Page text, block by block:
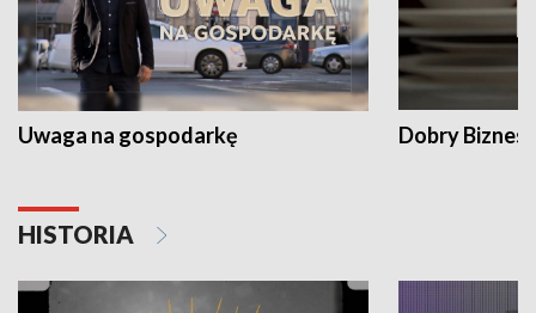
Uwaga na gospodarkę Dobry Biznes
HISTORIA